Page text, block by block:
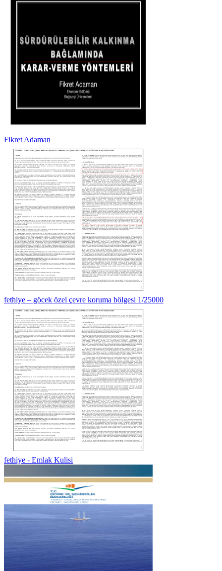
Fikret Adaman
fethiye – göcek özel çevre koruma bölgesi 1/25000
fethiye - Emlak Kulisi